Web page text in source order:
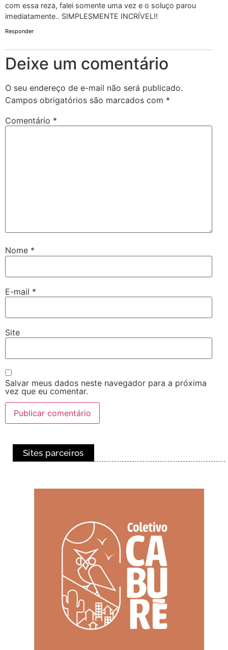
com essa reza, falei somente uma vez e o soluço parou
imediatamente.. SIMPLESMENTE INCRÍVEL!!
Responder
Deixe um comentário
O seu endereço de e-mail não será publicado.
Campos obrigatórios são marcados com *
Comentário *
Nome *
E-mail *
Site
Salvar meus dados neste navegador para a próxima
vez que eu comentar.
Sites parceiros